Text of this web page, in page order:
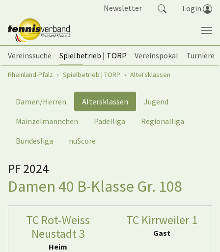
Newsletter Login
Vereinssuche Spielbetrieb | TORP Vereinspokal
Turniere
Sie sind hier:
Rheinland-Pfalz Spielbetrieb | TORP Altersklassen
Damen/Herren Altersklassen
Jugend
Mainzelmännchen
Padelliga
Regionalliga
Bundesliga
nuScore
PF 2024
Damen 40 B-Klasse Gr. 108
TC Rot-Weiss
Neustadt 3
Heim
TC Kirrweiler 1
Gast